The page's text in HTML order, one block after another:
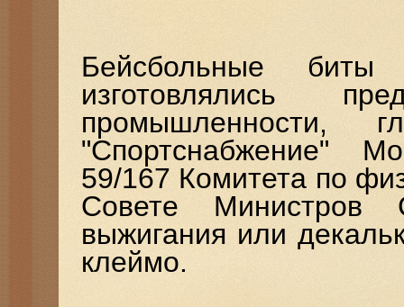
Бейсбольные
изготовлялись
промышленности,
"Спортснабжение"
59/167 Комитета по
Совете
выжигания или
клеймо.